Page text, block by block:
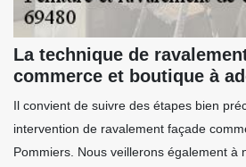
La technique de
commerce et boutique à
Il convient de suivre des étapes bien
intervention de ravalement façade
Pommiers. Nous veillerons également à